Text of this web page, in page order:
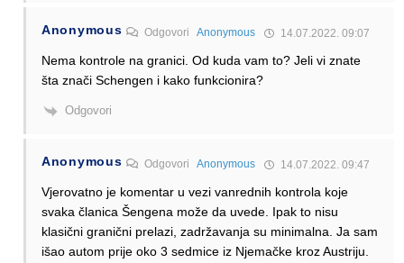
Anonymous OdgovoriAnonymous 14.07.2022. 09:07
Nema kontrole na granici. Od kuda vam to? Jeli vi znate
šta znači Schengen i kako funkcionira?
Odgovori
Anonymous OdgovoriAnonymous 14.07.2022. 09:47
Vjerovatno je komentar u vezi vanrednih kontrola koje
svaka članica Šengena može da uvede. Ipak to nisu
klasični granični prelazi, zadržavanja su minimalna. Ja sam
išao autom prije oko 3 sedmice iz Njemačke kroz Austriju.